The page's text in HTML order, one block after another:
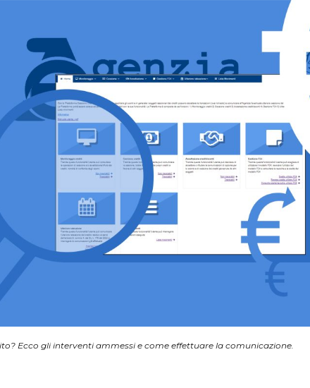
Ecco gli interventi ammessi e come effettuare la comunicazione.